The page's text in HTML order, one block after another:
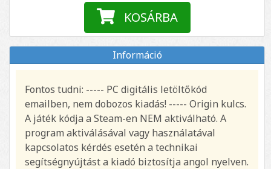
KOSÁRBA
Információ
Fontos tudni: ----- PC digitális letöltőkód
emailben, nem dobozos kiadás! ----- Origin kulcs.
A játék kódja a Steam-en NEM aktiválható. A
program aktiválásával vagy használatával
kapcsolatos kérdés esetén a technikai
segítségnyújtást a kiadó biztosítja angol nyelven.